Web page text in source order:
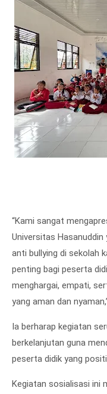
“Kami sangat
Universitas
anti bullying di sekolah
penting bagi peserta
menghargai, empati,
yang aman dan
Ia berharap kegiatan
berkelanjutan guna
peserta didik yang
Kegiatan sosialisasi ini